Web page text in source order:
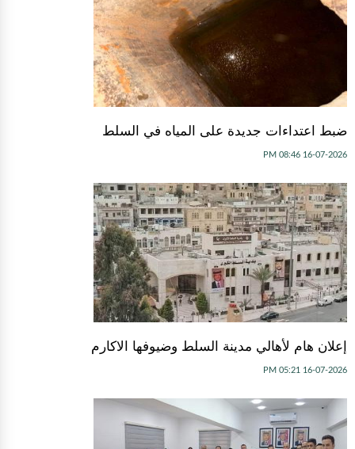
ضبط اعتداءات جديدة على المياه في السلط
16-07-2026 08:46 PM
إعلان هام لأهالي مدينة السلط وضيوفها الاكارم
16-07-2026 05:21 PM